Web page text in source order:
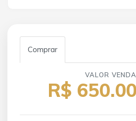
Comprar
VALOR VENDA
R$